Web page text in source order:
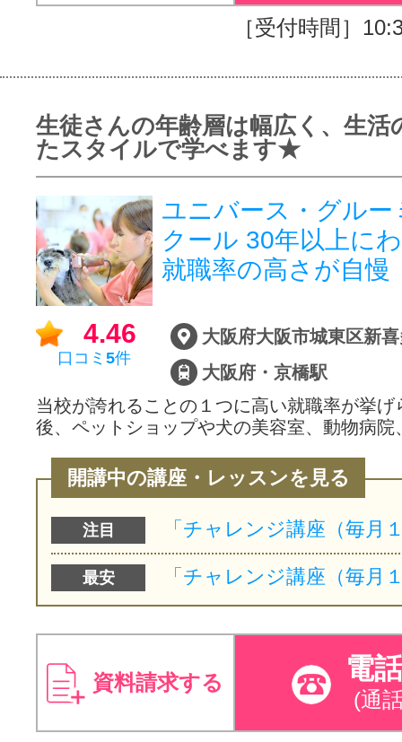
［受付時間］
生徒さんの年齢層は幅広く、生活
たスタイルで学べます★
ユニバース・グルー
クール 30年以上に
就職率の高さが自慢
4.46
口コミ 5件
大阪府・京橋駅
当校が誇れることの１つに高い就職率が挙げ
後、ペットショップや犬の美容室、動物病
開講中の講座・レッスンを見る
注目
最安
資料請求する 電
(通